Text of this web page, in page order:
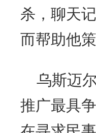
杀，聊天
而帮助他
乌斯迈
推广最具